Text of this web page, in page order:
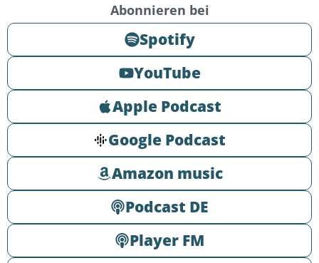
Abonnieren bei
Spotify
YouTube
Apple Podcast
Google Podcast
Amazon music
Podcast DE
Player FM